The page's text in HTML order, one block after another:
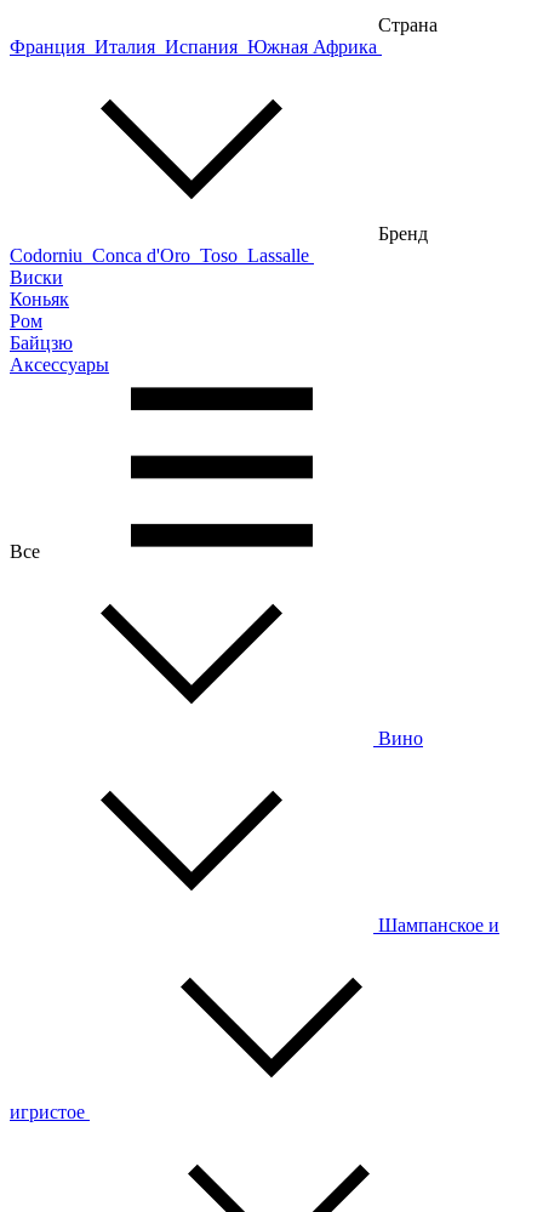
Страна
Франция Италия Испания Южная Африка
Бренд
Codorniu Conca d'Oro Toso Lassalle
Виски
Коньяк
Ром
Байцзю
Аксессуары
Все
Вино
Шампанское и
игристое